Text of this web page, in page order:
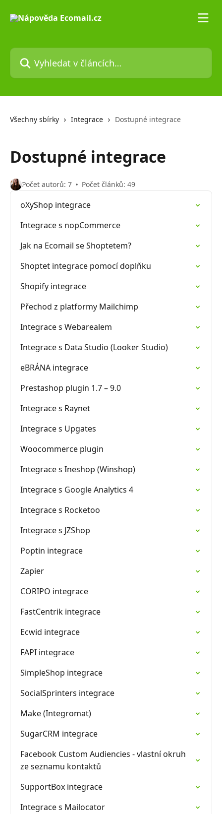
Vyhledat v článcích…
Všechny sbírky Integrace Dostupné integrace
Dostupné integrace
Počet autorů: 7 Počet článků: 49
oXyShop integrace
Integrace s nopCommerce
Jak na Ecomail se Shoptetem?
Shoptet integrace pomocí doplňku
Shopify integrace
Přechod z platformy Mailchimp
Integrace s Webarealem
Integrace s Data Studio (Looker Studio)
eBRÁNA integrace
Prestashop plugin 1.7 –⁠⁠⁠⁠⁠⁠ 9.0
Integrace s Raynet
Integrace s Upgates
Woocommerce plugin
Integrace s Ineshop (Winshop)
Integrace s Google Analytics 4
Integrace s Rocketoo
Integrace s JZShop
Poptin integrace
Zapier
CORIPO integrace
FastCentrik integrace
Ecwid integrace
FAPI integrace
SimpleShop integrace
SocialSprinters integrace
Make (Integromat)
SugarCRM integrace
Facebook Custom Audiencies - vlastní okruh
ze seznamu kontaktů
SupportBox integrace
Integrace s Mailocator